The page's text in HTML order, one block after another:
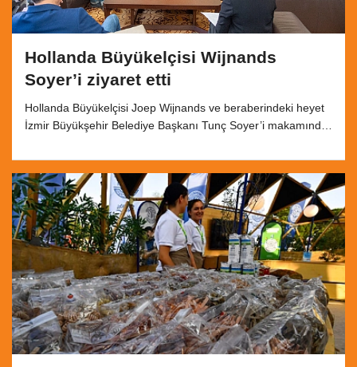
Hollanda Büyükelçisi Wijnands
Soyer’i ziyaret etti
Hollanda Büyükelçisi Joep Wijnands ve beraberindeki heyet
İzmir Büyükşehir Belediye Başkanı Tunç Soyer’i makamında
Botanik EXPO’su için Hollanda’nın tecrübe ve birikiminden
yararlanmak istediklerini söyledi. Büyükelçi Wijnands ise pek
çok alanda iş birliğine açık olduklarını iletti.